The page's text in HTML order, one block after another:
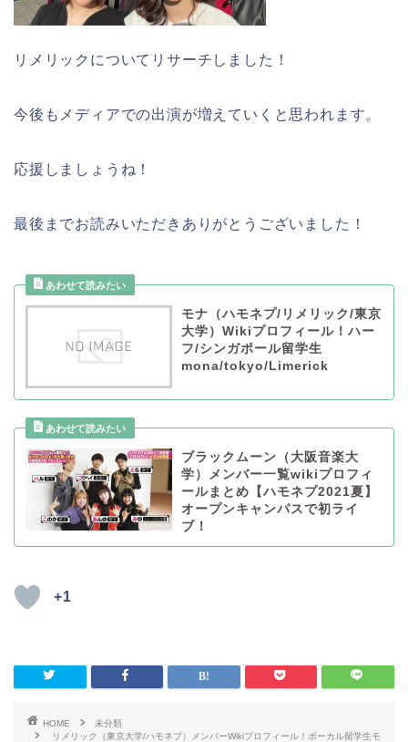
リメリックについてリサーチしました！
今後もメディアでの出演が増えていくと思われます。
応援しましょうね！
最後までお読みいただきありがとうございました！
モナ（ハモネプ/リメリック/東京
大学）Wikiプロフィール！ハー
フ/シンガポール留学生
mona/tokyo/Limerick
ブラックムーン（大阪音楽大
学）メンバー一覧wikiプロフィ
ールまとめ【ハモネプ2021夏】
オープンキャンパスで初ライ
ブ！
+1
HOME
未分類
リメリック（東京大学/ハモネプ）メンバーWikiプロフィール！ボーカル留学生モ